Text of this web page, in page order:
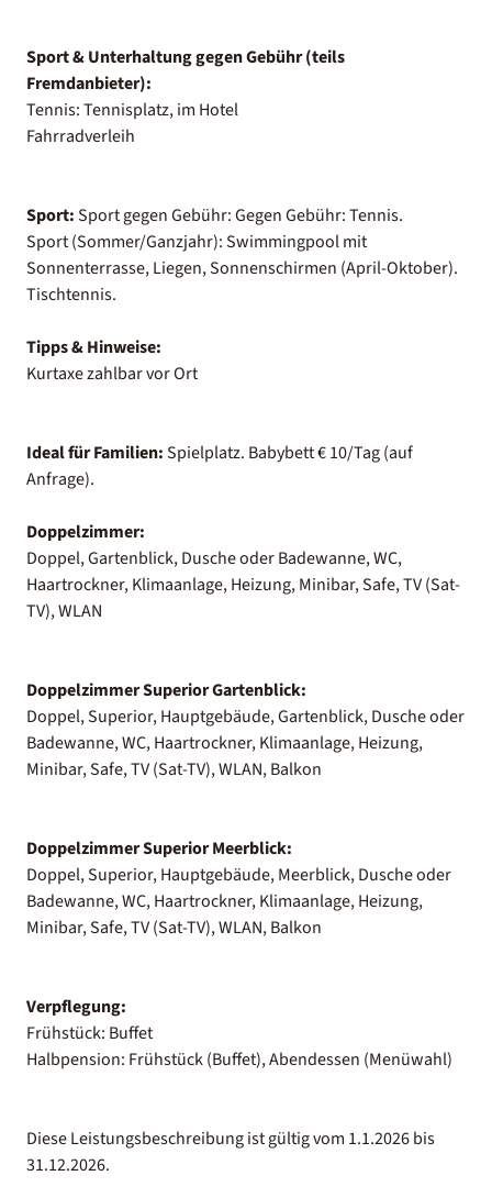
Sport & Unterhaltung gegen Gebühr (teils
Fremdanbieter):
Tennis: Tennisplatz, im Hotel
Fahrradverleih
Sport:Sport gegen Gebühr: Gegen Gebühr: Tennis.
Sport (Sommer/Ganzjahr): Swimmingpool mit
Sonnenterrasse, Liegen, Sonnenschirmen (April-Oktober).
Tischtennis.
Tipps & Hinweise:
Kurtaxe zahlbar vor Ort
Ideal für Familien:Spielplatz. Babybett € 10/Tag (auf
Anfrage).
Doppelzimmer:
Doppel, Gartenblick, Dusche oder Badewanne, WC,
Haartrockner, Klimaanlage, Heizung, Minibar, Safe, TV (Sat-
TV), WLAN
Doppelzimmer Superior Gartenblick:
Doppel, Superior, Hauptgebäude, Gartenblick, Dusche oder
Badewanne, WC, Haartrockner, Klimaanlage, Heizung,
Minibar, Safe, TV (Sat-TV), WLAN, Balkon
Doppelzimmer Superior Meerblick:
Doppel, Superior, Hauptgebäude, Meerblick, Dusche oder
Badewanne, WC, Haartrockner, Klimaanlage, Heizung,
Minibar, Safe, TV (Sat-TV), WLAN, Balkon
Verpflegung:
Frühstück: Buffet
Halbpension: Frühstück (Buffet), Abendessen (Menüwahl)
Diese Leistungsbeschreibung ist gültig vom 1.1.2026 bis
31.12.2026.